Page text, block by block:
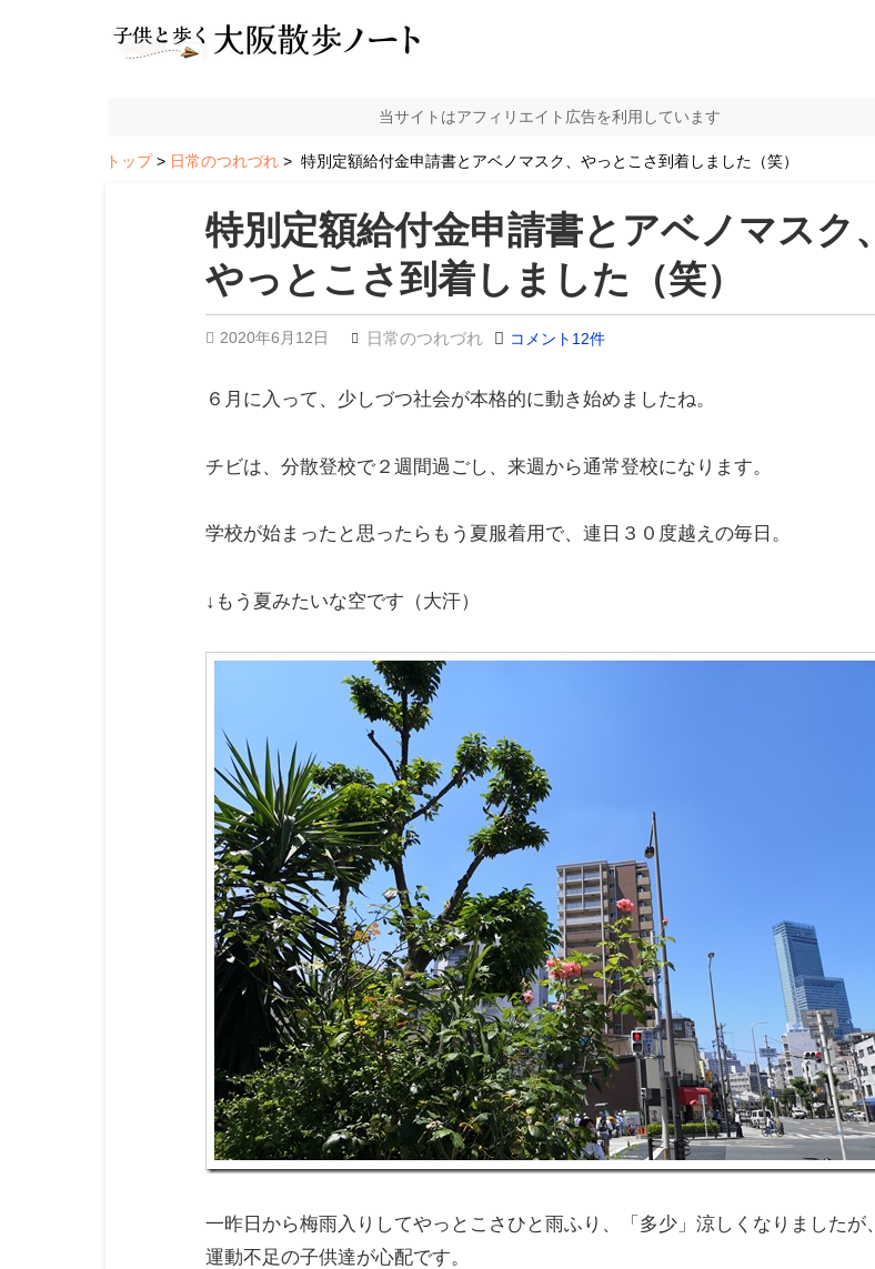
当サイトはアフィリエイト広告を利用しています
トップ 日常のつれづれ 特別定額給付金申請書とアベノマスク、やっとこさ到着しました（笑）
特別定額給付金申請書とアベノマスク、
やっとこさ到着しました（笑）
2020年6月12日 日常のつれづれ コメント12件
６月に入って、少しづつ社会が本格的に動き始めましたね。
チビは、分散登校で２週間過ごし、来週から通常登校になります。
学校が始まったと思ったらもう夏服着用で、連日３０度越えの毎日。
↓もう夏みたいな空です（大汗）
一昨日から梅雨入りしてやっとこさひと雨ふり、「多少」涼しくなりましたが、
運動不足の子供達が心配です。